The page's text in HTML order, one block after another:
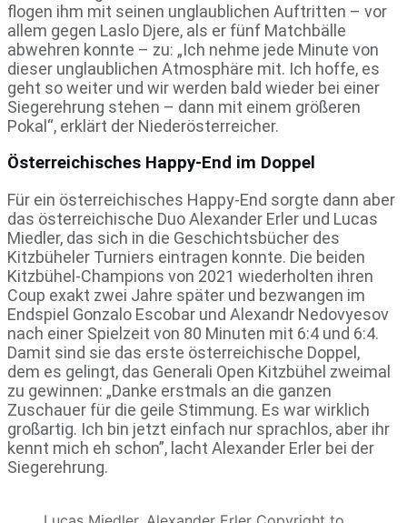
flogen ihm mit seinen unglaublichen Auftritten – vor
allem gegen Laslo Djere, als er fünf Matchbälle
abwehren konnte – zu: „Ich nehme jede Minute von
dieser unglaublichen Atmosphäre mit. Ich hoffe, es
geht so weiter und wir werden bald wieder bei einer
Siegerehrung stehen – dann mit einem größeren
Pokal“, erklärt der Niederösterreicher.
Österreichisches Happy-End im Doppel
Für ein österreichisches Happy-End sorgte dann aber
das österreichische Duo Alexander Erler und Lucas
Miedler, das sich in die Geschichtsbücher des
Kitzbüheler Turniers eintragen konnte. Die beiden
Kitzbühel-Champions von 2021 wiederholten ihren
Coup exakt zwei Jahre später und bezwangen im
Endspiel Gonzalo Escobar und Alexandr Nedovyesov
nach einer Spielzeit von 80 Minuten mit 6:4 und 6:4.
Damit sind sie das erste österreichische Doppel,
dem es gelingt, das Generali Open Kitzbühel zweimal
zu gewinnen: „Danke erstmals an die ganzen
Zuschauer für die geile Stimmung. Es war wirklich
großartig. Ich bin jetzt einfach nur sprachlos, aber ihr
kennt mich eh schon”, lacht Alexander Erler bei der
Siegerehrung.